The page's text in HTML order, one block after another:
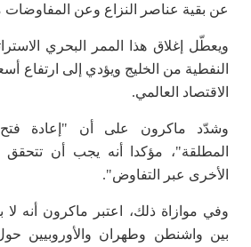
عن بقية عناصر النزاع وعن المفاوضات
ويعطّل إغلاق هذا الممر البحري
النفطية من الخليج ويؤدي إلى ارتفاع
الاقتصاد العالمي.
وشدّد ماكرون على أن "إعادة فتح
المطلقة"، مؤكدا أنه يجب أن تتحقق
الأخرى عبر التفاوض".
وفي موازاة ذلك، اعتبر ماكرون أنه لا
بين واشنطن وطهران والأوروبيين